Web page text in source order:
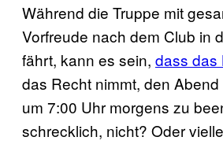
Während die Truppe mit
Vorfreude nach dem Club in
fährt, kann es sein, dass das
das Recht nimmt, den
um 7:00 Uhr morgens zu
schrecklich, nicht? Oder